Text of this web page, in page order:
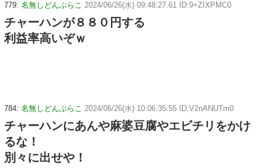
779: 名無しどんぶらこ 2024/06/26(水) 09:48:27.61 ID:9+ZIXPMC0
チャーハンが８８０円する
利益率高いぞｗ
784: 名無しどんぶらこ 2024/06/26(水) 10:06:35.55 ID:V2nANUTm0
チャーハンにあんや麻婆豆腐やエビチリをかけ
るな！
別々に出せや！